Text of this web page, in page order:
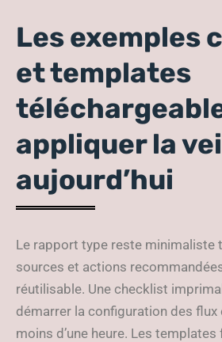
Les exemples
et templates
appliquer la
aujourd’hui
Le rapport type reste minimaliste
sources et actions
réutilisable. Une checklist
démarrer la configuration des flux
moins d’une heure. Les